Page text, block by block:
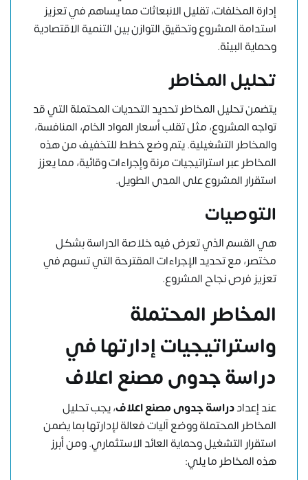
إدارة المخلفات، تقليل الانبعاثات مما يساهم في تعزيز
استدامة المشروع وتحقيق التوازن بين التنمية الاقتصادية
وحماية البيئة.
تحليل المخاطر
يتضمن تحليل المخاطر تحديد التحديات المحتملة التي قد
تواجه المشروع، مثل تقلب أسعار المواد الخام، المنافسة،
والمخاطر التشغيلية. يتم وضع خطط للتخفيف من هذه
المخاطر عبر استراتيجيات مرنة وإجراءات وقائية، مما يعزز
استقرار المشروع على المدى الطويل.
التوصيات
هي القسم الذي تعرض فيه خلاصة الدراسة بشكل
مختصر، مع تحديد الإجراءات المقترحة التي تسهم في
تعزيز فرص نجاح المشروع.
المخاطر المحتملة
واستراتيجيات إدارتها في
دراسة جدوى مصنع اعلاف
عند إعداددراسة جدوى مصنع اعلاف، يجب تحليل
المخاطر المحتملة ووضع آليات فعالة لإدارتها بما يضمن
استقرار التشغيل وحماية العائد الاستثماري. ومن أبرز
هذه المخاطر ما يلي: